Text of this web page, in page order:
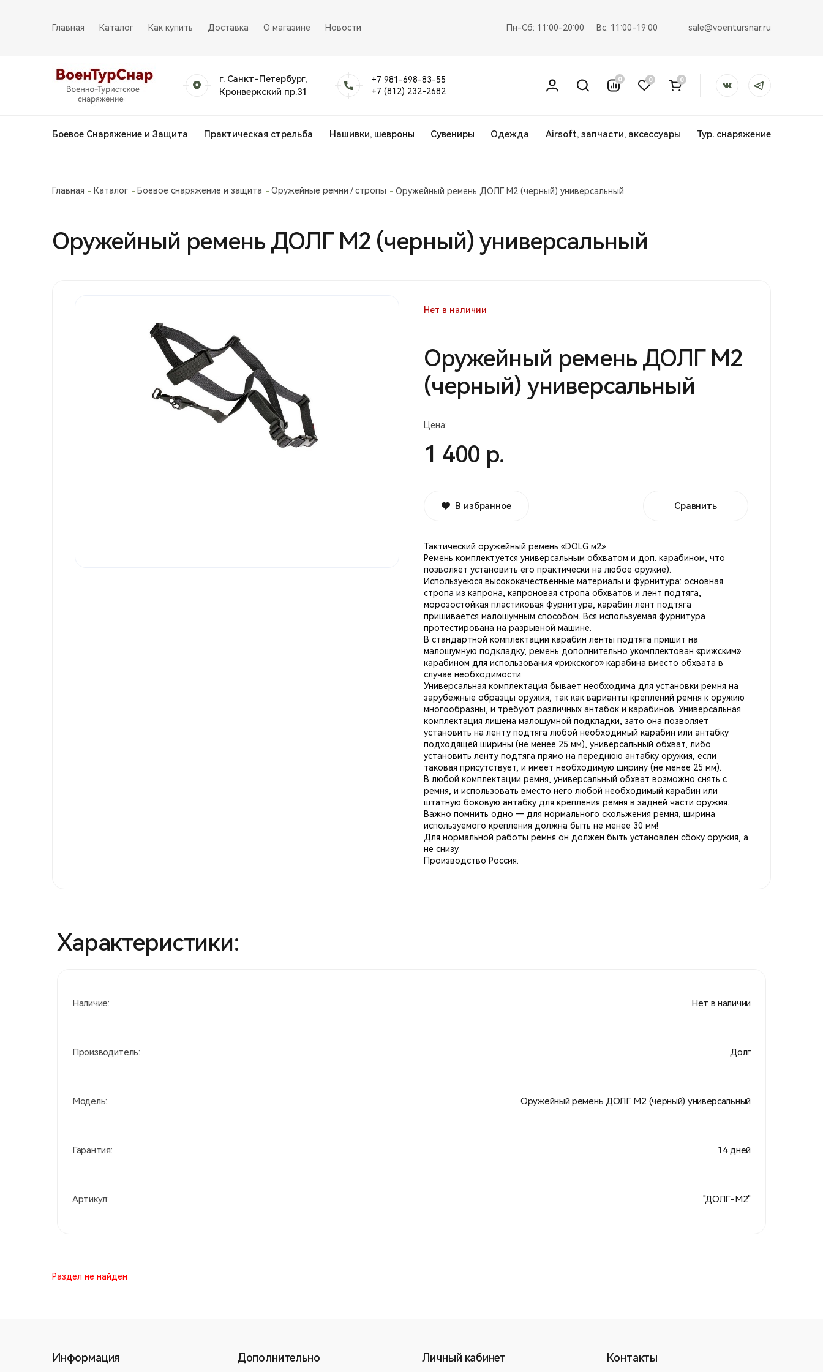
Главная Каталог Как купить Доставка О магазине Новости Пн-Сб: 11:00-20:00 Вс: 11:00-19:00 sale@voentursnar.ru
г. Санкт-Петербург,
Кронверкский пр.31
+7 981-698-83-55
+7 (812) 232-2682
0 0 0
Боевое Снаряжение и Защита Практическая стрельба Нашивки, шевроны Сувениры Одежда Airsoft, запчасти, аксессуары Тур. снаряжение
Главная Каталог Боевое снаряжение и защита Оружейные ремни / стропы Оружейный ремень ДОЛГ М2 (черный) универсальный
Оружейный ремень ДОЛГ М2 (черный) универсальный
Нет в наличии
Оружейный ремень ДОЛГ М2
(черный) универсальный
Цена:
1 400 р.
В избранное Сравнить
Тактический оружейный ремень «DOLG м2»
Ремень комплектуется универсальным обхватом и доп. карабином, что
позволяет установить его практически на любое оружие).
Используеюся высококачественные материалы и фурнитура: основная
стропа из капрона, капроновая стропа обхватов и лент подтяга,
морозостойкая пластиковая фурнитура, карабин лент подтяга
пришивается малошумным способом. Вся используемая фурнитура
протестирована на разрывной машине.
В стандартной комплектации карабин ленты подтяга пришит на
малошумную подкладку, ремень дополнительно укомплектован «рижским»
карабином для использования «рижского» карабина вместо обхвата в
случае необходимости.
Универсальная комплектация бывает необходима для установки ремня на
зарубежные образцы оружия, так как варианты креплений ремня к оружию
многообразны, и требуют различных антабок и карабинов. Универсальная
комплектация лишена малошумной подкладки, зато она позволяет
установить на ленту подтяга любой необходимый карабин или антабку
подходящей ширины (не менее 25 мм), универсальный обхват, либо
установить ленту подтяга прямо на переднюю антабку оружия, если
таковая присутствует, и имеет необходимую ширину (не менее 25 мм).
В любой комплектации ремня, универсальный обхват возможно снять с
ремня, и использовать вместо него любой необходимый карабин или
штатную боковую антабку для крепления ремня в задней части оружия.
Важно помнить одно — для нормального скольжения ремня, ширина
используемого крепления должна быть не менее 30 мм!
Для нормальной работы ремня он должен быть установлен сбоку оружия, а
не снизу.
Производство Россия.
Характеристики:
Наличие: Нет в наличии
Производитель: Долг
Модель: Оружейный ремень ДОЛГ М2 (черный) универсальный
Гарантия: 14 дней
Артикул: "ДОЛГ-М2"
Раздел не найден
Информация Дополнительно Личный кабинет Контакты